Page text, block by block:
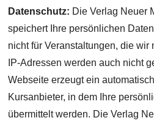
Datenschutz: Die Verlag Neuer
speichert Ihre persönlichen
nicht für Veranstaltungen, die wir
IP-Adressen werden auch nicht
Webseite erzeugt ein
Kursanbieter, in dem Ihre
übermittelt werden. Die Verlag